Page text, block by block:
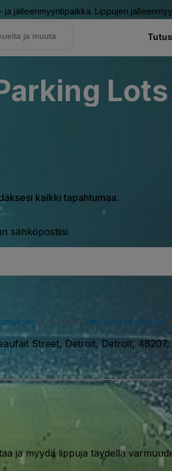
ja jälleenmyyntipaikka. Lippujen
kaikki tapahtumaa.
sähköpostiisi
ja hyväksyt tietosuojakäytännön
Street, Detroit, Detroit,
ja myydä lippuja täydellä